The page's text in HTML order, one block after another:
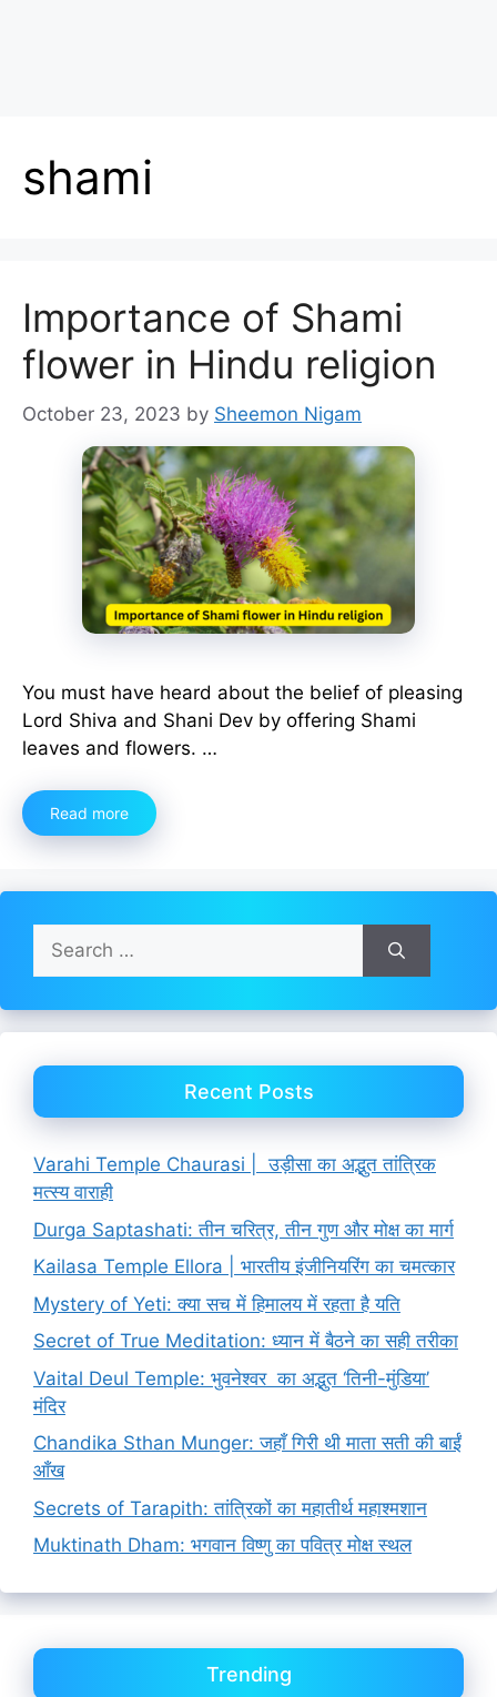
shami
Importance of Shami
flower in Hindu religion
October 23, 2023 by Sheemon Nigam
You must have heard about the belief of pleasing
Lord Shiva and Shani Dev by offering Shami
leaves and flowers. …
Read more
Search
for:
Recent Posts
Varahi Temple Chaurasi | उड़ीसा का अद्भुत तांत्रिक
मत्स्य वाराही
Durga Saptashati: तीन चरित्र, तीन गुण और मोक्ष का मार्ग
Kailasa Temple Ellora | भारतीय इंजीनियरिंग का चमत्कार
Mystery of Yeti: क्या सच में हिमालय में रहता है यति
Secret of True Meditation: ध्यान में बैठने का सही तरीका
Vaital Deul Temple: भुवनेश्वर का अद्भुत ‘तिनी-मुंडिया’
मंदिर
Chandika Sthan Munger: जहाँ गिरी थी माता सती की बाईं
आँख
Secrets of Tarapith: तांत्रिकों का महातीर्थ महाश्मशान
Muktinath Dham: भगवान विष्णु का पवित्र मोक्ष स्थल
Trending